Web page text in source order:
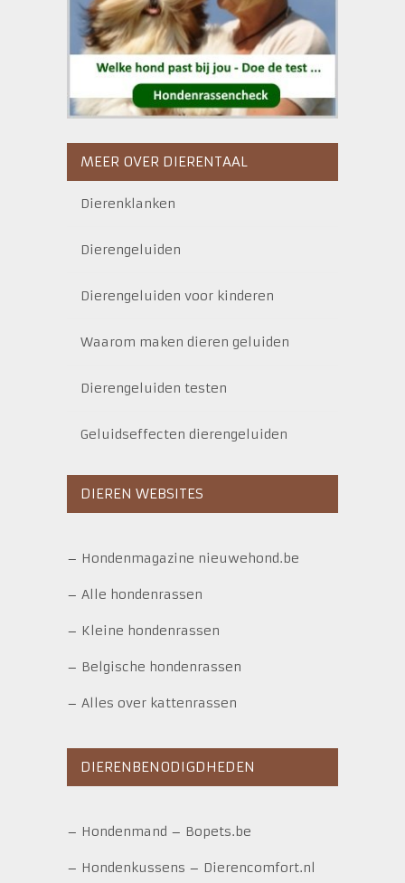
MEER OVER DIERENTAAL
Dierenklanken
Dierengeluiden
Dierengeluiden voor kinderen
Waarom maken dieren geluiden
Dierengeluiden testen
Geluidseffecten dierengeluiden
DIEREN WEBSITES
– Hondenmagazine nieuwehond.be
– Alle hondenrassen
– Kleine hondenrassen
– Belgische hondenrassen
– Alles over kattenrassen
DIERENBENODIGDHEDEN
– Hondenmand – Bopets.be
– Hondenkussens – Dierencomfort.nl